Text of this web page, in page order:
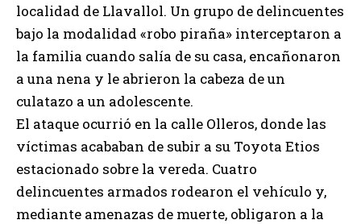
localidad de Llavallol. Un grupo de delincuentes
bajo la modalidad «robo piraña» interceptaron a
la familia cuando salía de su casa, encañonaron
a una nena y le abrieron la cabeza de un
culatazo a un adolescente.
El ataque ocurrió en la calle Olleros, donde las
víctimas acababan de subir a su Toyota Etios
estacionado sobre la vereda. Cuatro
delincuentes armados rodearon el vehículo y,
mediante amenazas de muerte, obligaron a la